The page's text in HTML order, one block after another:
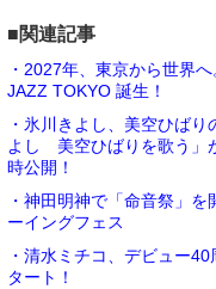
■関連記事
・2027年、東京から世界
JAZZ TOKYO 誕生！
・氷川きよし、美空ひば
よし 美空ひばりを歌う」
時公開！
・神田明神で「命音祭」
ーイングフェス
・清水ミチコ、デビュー
タート！